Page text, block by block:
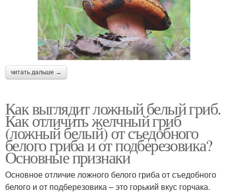
читать дальше →
Как выглядит ложный белый гриб.
Как отличить желчный гриб
(ложный белый) от съедобного
белого гриба и от подберезовика?
Основные признаки
Основное отличие ложного белого гриба от съедобного
белого и от подберезовика – это горький вкус горчака.